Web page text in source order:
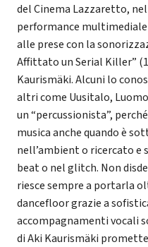
del Cinema Lazzaretto,
performance multimediale
alle prese con la
Affittato un Serial Killer”
Kaurismäki. Alcuni lo
altri come Uusitalo,
un “percussionista”,
musica anche quando è
nell’ambient o ricercato
beat o nel glitch. Non
riesce sempre a portarla
dancefloor grazie a
accompagnamenti vocali
di Aki Kaurismäki